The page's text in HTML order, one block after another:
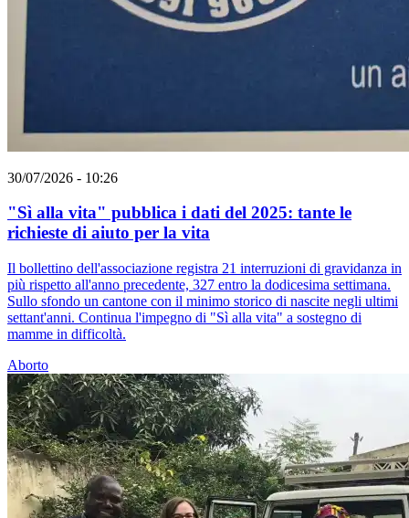
30/07/2026 - 10:26
"Sì alla vita" pubblica i dati del 2025: tante le
richieste di aiuto per la vita
Il bollettino dell'associazione registra 21 interruzioni di gravidanza in
più rispetto all'anno precedente, 327 entro la dodicesima settimana.
Sullo sfondo un cantone con il minimo storico di nascite negli ultimi
settant'anni. Continua l'impegno di "Sì alla vita" a sostegno di
mamme in difficoltà.
Aborto